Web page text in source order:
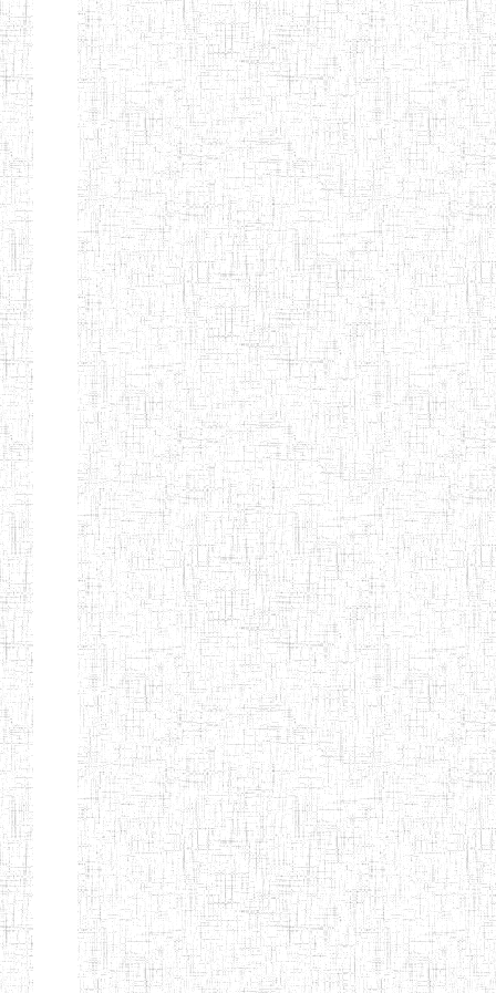
Afficher Page 9 sur 13 Total: 307
Début Préc. 4 5 6 7 8
9
13
Suivant Fin
CITOYEN
ENIEG PRIVEE
L'ARCHE DES
PHOTONS
04/08/2010 ENIEG
ECOLE DE
FORMATION
DES
INSTITUTEURS
ST ANDRE
30/11/2004 ENIEG
ENIEG PRIVEE
LAIQUE
PEKEKUE
04/06/2015 ENIEG
Etablissements
d'enseignement
secondaire
technique